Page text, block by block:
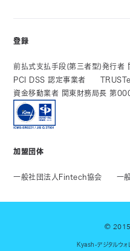
登録
前払式支払手段(第三者型)発行
PCI DSS 認定事業者
TRUSTe
資金移動業者 関東財務局長 第
加盟団体
一般社団法人Fintech協会 一
©
Kyash-デジタルウォ